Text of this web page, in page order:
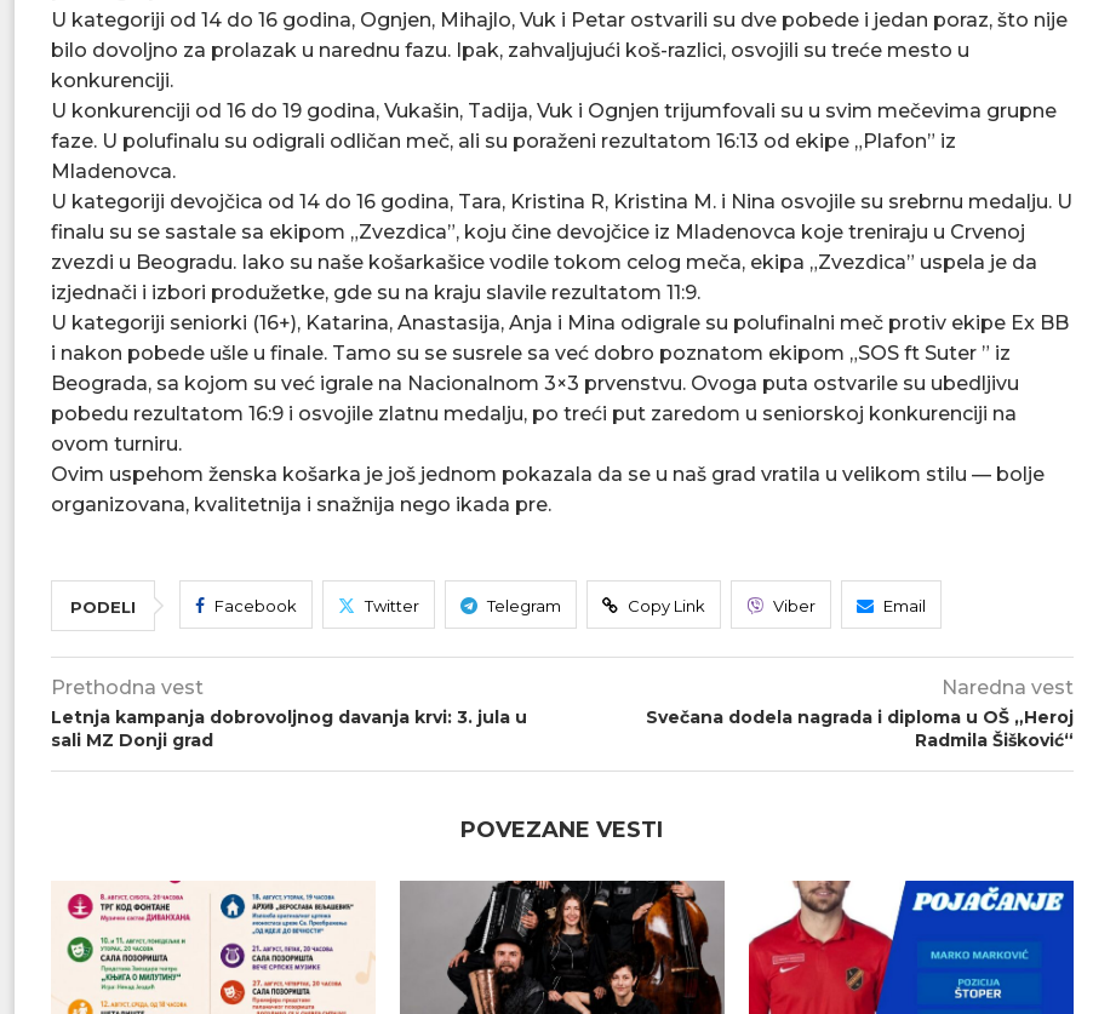
U kategoriji od 14 do 16 godina, Ognjen, Mihajlo, Vuk i Petar ostvarili su dve pobede i jedan poraz, što nije
bilo dovoljno za prolazak u narednu fazu. Ipak, zahvaljujući koš-razlici, osvojili su treće mesto u
konkurenciji.
U konkurenciji od 16 do 19 godina, Vukašin, Tadija, Vuk i Ognjen trijumfovali su u svim mečevima grupne
faze. U polufinalu su odigrali odličan meč, ali su poraženi rezultatom 16:13 od ekipe „Plafon” iz
Mladenovca.
U kategoriji devojčica od 14 do 16 godina, Tara, Kristina R, Kristina M. i Nina osvojile su srebrnu medalju. U
finalu su se sastale sa ekipom „Zvezdica”, koju čine devojčice iz Mladenovca koje treniraju u Crvenoj
zvezdi u Beogradu. Iako su naše košarkašice vodile tokom celog meča, ekipa „Zvezdica” uspela je da
izjednači i izbori produžetke, gde su na kraju slavile rezultatom 11:9.
U kategoriji seniorki (16+), Katarina, Anastasija, Anja i Mina odigrale su polufinalni meč protiv ekipe Ex BB
i nakon pobede ušle u finale. Tamo su se susrele sa već dobro poznatom ekipom „SOS ft Suter ” iz
Beograda, sa kojom su već igrale na Nacionalnom 3×3 prvenstvu. Ovoga puta ostvarile su ubedljivu
pobedu rezultatom 16:9 i osvojile zlatnu medalju, po treći put zaredom u seniorskoj konkurenciji na
ovom turniru.
Ovim uspehom ženska košarka je još jednom pokazala da se u naš grad vratila u velikom stilu — bolje
organizovana, kvalitetnija i snažnija nego ikada pre.
PODELI Facebook Twitter Telegram Copy Link Viber Email
Prethodna vest
Letnja kampanja dobrovoljnog davanja krvi: 3. jula u
sali MZ Donji grad
Naredna vest
Svečana dodela nagrada i diploma u OŠ „Heroj
Radmila Šišković“
POVEZANE VESTI